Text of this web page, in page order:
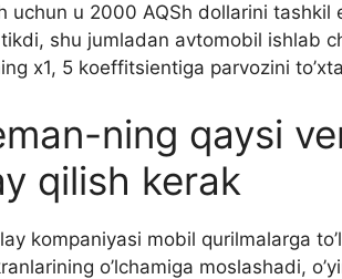
uchun u 2000 AQSh dollarini
shu jumladan avtomobil ishlab
x1, 5 koeffitsientiga parvozini
ning qaysi
qilish kerak
kompaniyasi mobil qurilmalarga
o’lchamiga moslashadi,